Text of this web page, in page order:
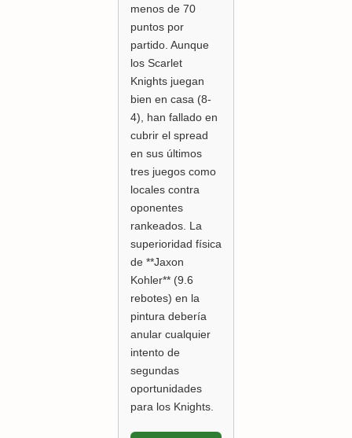
menos de 70
puntos por
partido. Aunque
los Scarlet
Knights juegan
bien en casa (8-
4), han fallado en
cubrir el spread
en sus últimos
tres juegos como
locales contra
oponentes
rankeados. La
superioridad física
de **Jaxon
Kohler** (9.6
rebotes) en la
pintura debería
anular cualquier
intento de
segundas
oportunidades
para los Knights.